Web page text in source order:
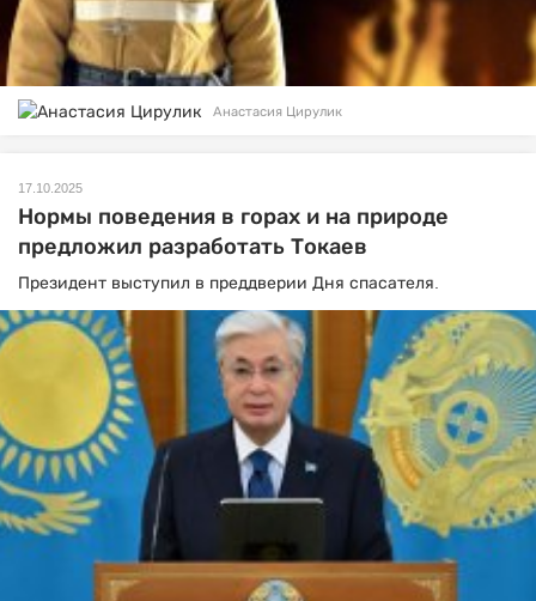
Анастасия Цирулик
17.10.2025
Нормы поведения в горах и на природе
предложил разработать Токаев
Президент выступил в преддверии Дня спасателя.